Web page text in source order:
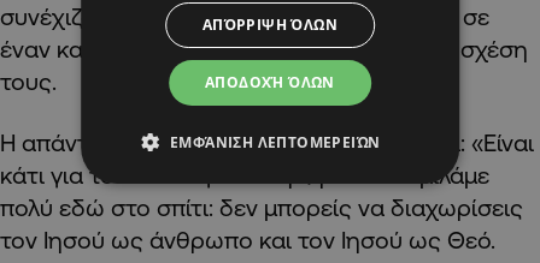
συνέχιζαν να ασκούν την πίστη τους μέσα σε
έναν καθολικισμό που δεν αναγνωρίζει τη σχέση
τους.
Η απάντηση, λέει η Λουίζα, ήρθε σιγά-σιγά: «Είναι
κάτι για το οποίο εγώ και η Φρανσίλια μιλάμε
πολύ εδώ στο σπίτι: δεν μπορείς να διαχωρίσεις
τον Ιησού ως άνθρωπο και τον Ιησού ως Θεό.
ΑΠΟΔΟΧΉ ΌΛΩΝ
ΑΠΌΡΡΙΨΗ ΌΛΩΝ
ΕΜΦΆΝΙΣΗ ΛΕΠΤΟΜΕΡΕΙΏΝ